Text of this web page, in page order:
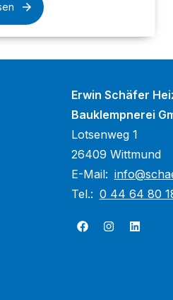
Erwin Schäfer
Bauklempnerei
Lotsenweg 1
26409 Wittmund
E-Mail:
Tel.: 0 44 64 80